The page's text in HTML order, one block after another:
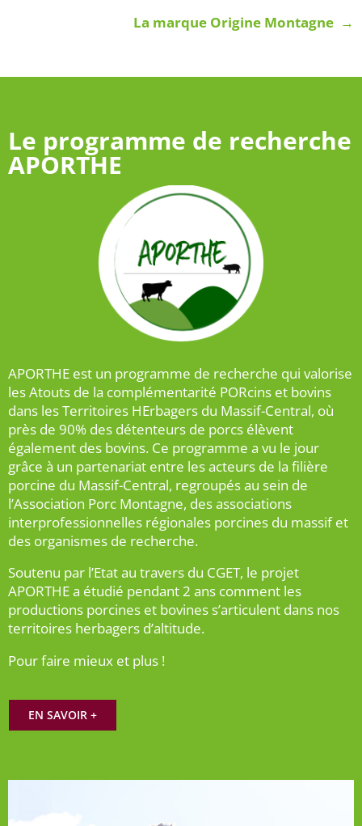
La marque Origine Montagne →
Le programme de recherche
APORTHE
APORTHE est un programme de recherche qui valorise
les Atouts de la complémentarité PORcins et bovins
dans les Territoires HErbagers du Massif-Central, où
près de 90% des détenteurs de porcs élèvent
également des bovins. Ce programme a vu le jour
grâce à un partenariat entre les acteurs de la filière
porcine du Massif-Central, regroupés au sein de
l’Association Porc Montagne, des associations
interprofessionnelles régionales porcines du massif et
des organismes de recherche.
Soutenu par l’Etat au travers du CGET, le projet
APORTHE a étudié pendant 2 ans comment les
productions porcines et bovines s’articulent dans nos
territoires herbagers d’altitude.
Pour faire mieux et plus !
EN SAVOIR +